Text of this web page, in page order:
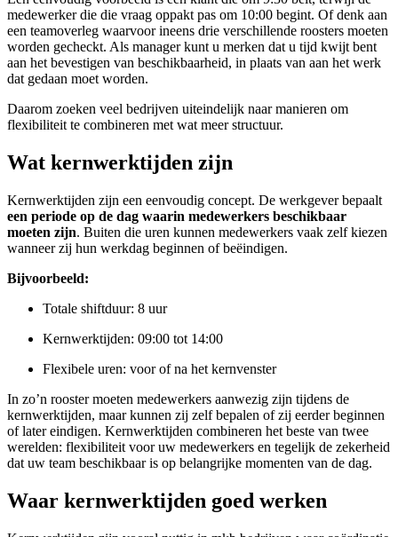
medewerker die die vraag oppakt pas om 10:00 begint. Of denk aan
een teamoverleg waarvoor ineens drie verschillende roosters moeten
worden gecheckt. Als manager kunt u merken dat u tijd kwijt bent
aan het bevestigen van beschikbaarheid, in plaats van aan het werk
dat gedaan moet worden.
Daarom zoeken veel bedrijven uiteindelijk naar manieren om
flexibiliteit te combineren met wat meer structuur.
Wat kernwerktijden zijn
Kernwerktijden zijn een eenvoudig concept. De werkgever bepaalt
een periode op de dag waarin medewerkers beschikbaar
moeten zijn. Buiten die uren kunnen medewerkers vaak zelf kiezen
wanneer zij hun werkdag beginnen of beëindigen.
Bijvoorbeeld:
Totale shiftduur: 8 uur
Kernwerktijden: 09:00 tot 14:00
Flexibele uren: voor of na het kernvenster
In zo’n rooster moeten medewerkers aanwezig zijn tijdens de
kernwerktijden, maar kunnen zij zelf bepalen of zij eerder beginnen
of later eindigen. Kernwerktijden combineren het beste van twee
werelden: flexibiliteit voor uw medewerkers en tegelijk de zekerheid
dat uw team beschikbaar is op belangrijke momenten van de dag.
Waar kernwerktijden goed werken